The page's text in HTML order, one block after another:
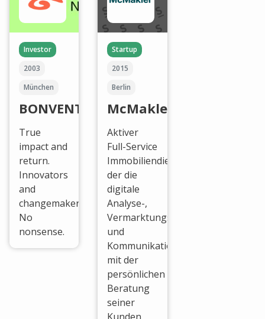
Investor
2003
München
BONVENTURE
True
impact and
return.
Innovators
and
changemakers.
No
nonsense.
Startup
2015
Berlin
McMakler
Aktiver
Full-Service
Immobiliendienstleister,
der die
digitale
Analyse-,
Vermarktungs-
und
Kommunikationstechnologien
mit der
persönlichen
Beratung
seiner